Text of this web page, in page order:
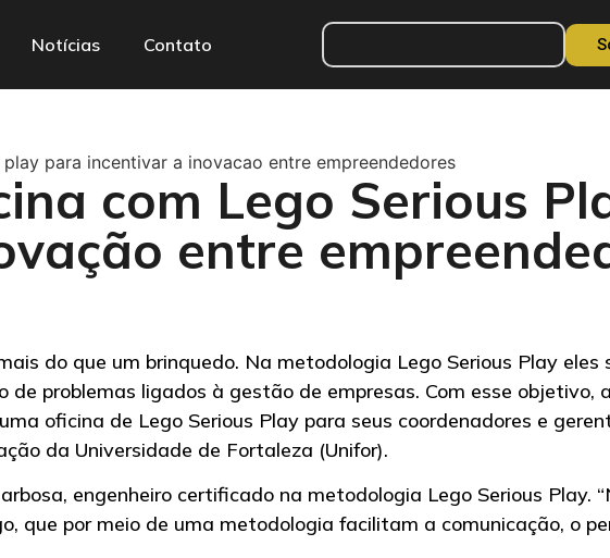
Notícias Contato
para incentivar a inovacao entre empreendedores
com Lego Serious
entre
do que um brinquedo. Na metodologia Lego Serious Play
problemas ligados à gestão de empresas. Com esse objetivo,
oficina de Lego Serious Play para seus coordenadores e
da Universidade de Fortaleza (Unifor).
engenheiro certificado na metodologia Lego Serious Play.
que por meio de uma metodologia facilitam a comunicação, o